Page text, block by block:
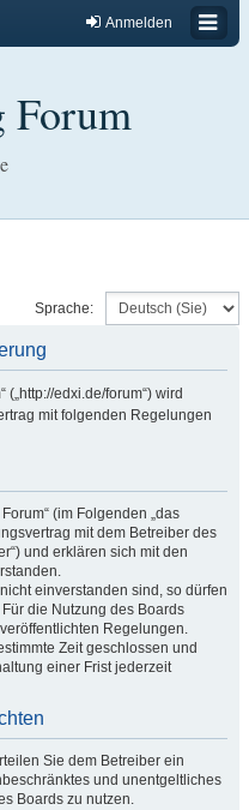
Anmelden
Forum
Sprache:
(„http://edxi.de/forum“) wird
mit folgenden Regelungen
(im Folgenden „das
mit dem Betreiber des
und erklären sich mit den
einverstanden sind, so dürfen
die Nutzung des Boards
Regelungen.
Zeit geschlossen und
einer Frist jederzeit
Sie dem Betreiber ein
und unentgeltliches
Boards zu nutzen.